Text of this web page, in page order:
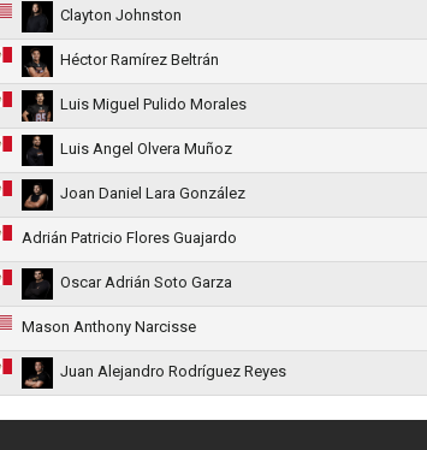
Clayton Johnston
Héctor Ramírez Beltrán
Luis Miguel Pulido Morales
Luis Angel Olvera Muñoz
Joan Daniel Lara González
Adrián Patricio Flores Guajardo
Oscar Adrián Soto Garza
Mason Anthony Narcisse
Juan Alejandro Rodríguez Reyes